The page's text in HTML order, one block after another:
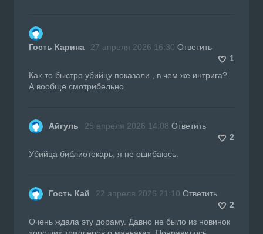
Гость Карина 27 апреля 2026 16:30 Ответить
1
Как-то быстро убийцу показали , в чем же интрига?
А вообще смотрибельно
Айгуль 25 апреля 2026 14:08 Ответить
2
Убийца библиотекарь, я не ошибаюсь.
Гость Кай 22 апреля 2026 21:10 Ответить
2
Очень ждала эту дораму. Давно не было из новинок